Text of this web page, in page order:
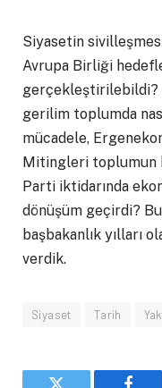
Siyasetin
Avrupa Birliği
gerçekleştirilebildi?
gerilim toplumda
mücadele,
Mitingleri toplumun
Parti iktidarında
dönüşüm geçirdi? Bu
başbakanlık yılları
verdik.
Siyaset Tarih